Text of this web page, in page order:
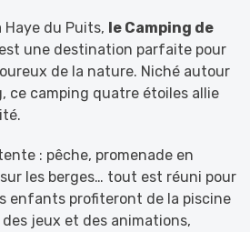
Haye du Puits, le Camping de
est une destination parfaite pour
de la nature. Niché autour
ce camping quatre étoiles allie
: pêche, promenade en
les berges… tout est réuni pour
enfants profiteront de la piscine
jeux et des animations,